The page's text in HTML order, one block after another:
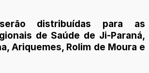
distribuídas para as
de Saúde de Ji-Paraná,
Ariquemes, Rolim de Moura e